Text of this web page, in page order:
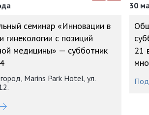
семинар «Инновации в
гинекологии с позиций
медицины» — субботник
Marins Park Hotel, ул.
30
21